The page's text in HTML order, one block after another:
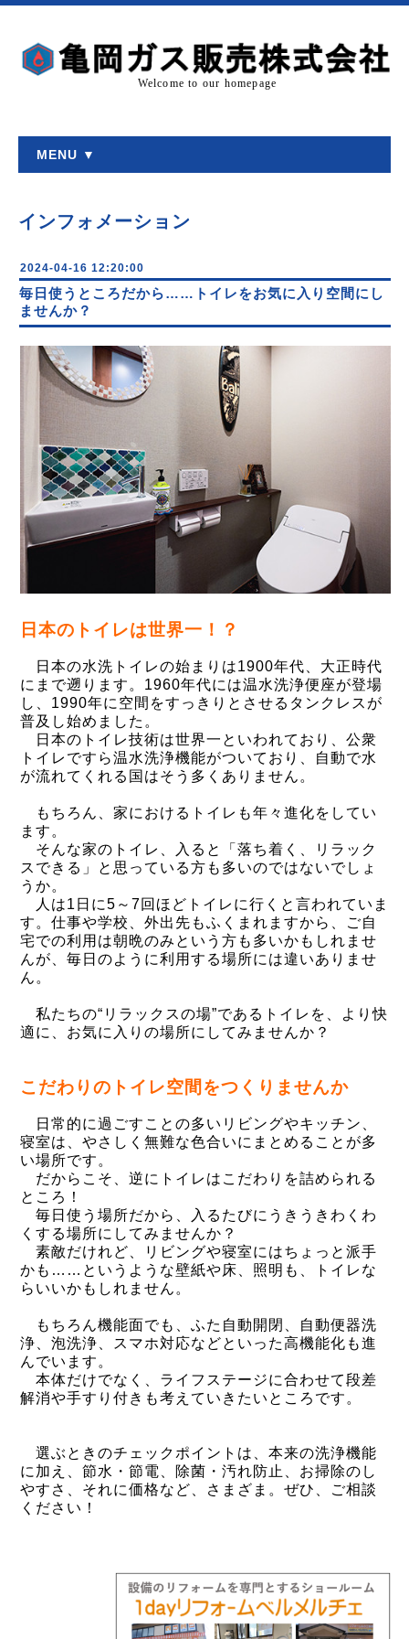
Welcome to our homepage
MENU ▼
インフォメーション
2024-04-16 12:20:00
毎日使うところだから……トイレをお気に入り空間にし
ませんか？
日本のトイレは世界一！？
日本の水洗トイレの始まりは1900年代、大正時代
にまで遡ります。1960年代には温水洗浄便座が登場
し、1990年に空間をすっきりとさせるタンクレスが
普及し始めました。
日本のトイレ技術は世界一といわれており、公衆
トイレですら温水洗浄機能がついており、自動で水
が流れてくれる国はそう多くありません。
もちろん、家におけるトイレも年々進化をしてい
ます。
そんな家のトイレ、入ると「落ち着く、リラック
スできる」と思っている方も多いのではないでしょ
うか。
人は1日に5～7回ほどトイレに行くと言われていま
す。仕事や学校、外出先もふくまれますから、ご自
宅での利用は朝晩のみという方も多いかもしれませ
んが、毎日のように利用する場所には違いありませ
ん。
私たちの“リラックスの場”であるトイレを、より快
適に、お気に入りの場所にしてみませんか？
こだわりのトイレ空間をつくりませんか
日常的に過ごすことの多いリビングやキッチン、
寝室は、やさしく無難な色合いにまとめることが多
い場所です。
だからこそ、逆にトイレはこだわりを詰められる
ところ！
毎日使う場所だから、入るたびにうきうきわくわ
くする場所にしてみませんか？
素敵だけれど、リビングや寝室にはちょっと派手
かも……というような壁紙や床、照明も、トイレな
らいいかもしれません。
もちろん機能面でも、ふた自動開閉、自動便器洗
浄、泡洗浄、スマホ対応などといった高機能化も進
んでいます。
本体だけでなく、ライフステージに合わせて段差
解消や手すり付きも考えていきたいところです。
選ぶときのチェックポイントは、本来の洗浄機能
に加え、節水・節電、除菌・汚れ防止、お掃除のし
やすさ、それに価格など、さまざま。ぜひ、ご相談
ください！